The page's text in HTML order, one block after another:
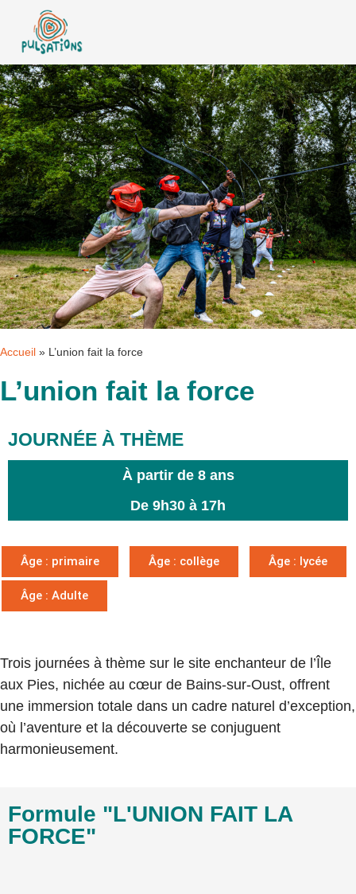
Accueil » L’union fait la force
L’union fait la force
JOURNÉE À THÈME
À partir de 8 ans
De 9h30 à 17h
Âge : primaire Âge : collège Âge : lycée
Âge : Adulte
Trois journées à thème sur le site enchanteur de l’Île
aux Pies, nichée au cœur de Bains-sur-Oust, offrent
une immersion totale dans un cadre naturel d’exception,
où l’aventure et la découverte se conjuguent
harmonieusement.
Formule "L'UNION FAIT LA
FORCE"